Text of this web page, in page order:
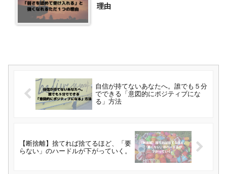
理由
自信が持てないあなたへ。誰でも５分
でできる「意図的にポジティブにな
る」方法
【断捨離】捨てれば捨てるほど、「要
らない」のハードルが下がっていく。